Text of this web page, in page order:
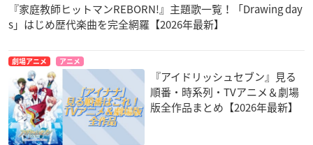
『家庭教師ヒットマンREBORN!』主題歌一覧！「Drawing day
s」はじめ歴代楽曲を完全網羅【2026年最新】
劇場アニメ アニメ
『アイドリッシュセブン』見る
順番・時系列・TVアニメ＆劇場
版全作品まとめ【2026年最新】